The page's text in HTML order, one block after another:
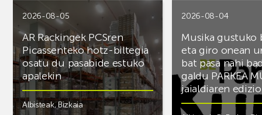
2026-08-05
AR Rackingek PCSren
Picassenteko hotz-biltegia
osatu du pasabide estuko
apalekin
Albisteak, Bizkaia
2026-08-04
Musika gustuko
eta giro onean
bat pasa nahi
galdu PARKEA
jaialdiaren